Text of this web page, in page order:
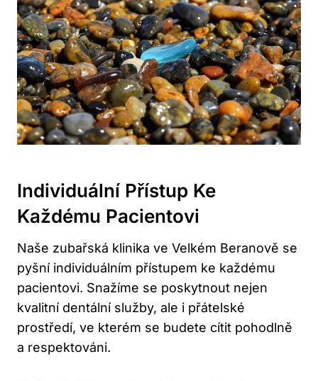
Individuální Přístup Ke
Každému Pacientovi
Naše zubařská klinika ve Velkém Beranově se
pyšní individuálním přístupem ke každému
pacientovi. Snažíme se poskytnout nejen
kvalitní dentální služby, ale i přátelské
prostředí, ve kterém se budete cítit pohodlně
a respektováni.